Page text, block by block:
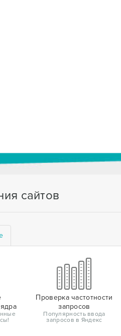
сайтов
Проверка частотности
запросов
Популярность ввода
запросов в Яндекс